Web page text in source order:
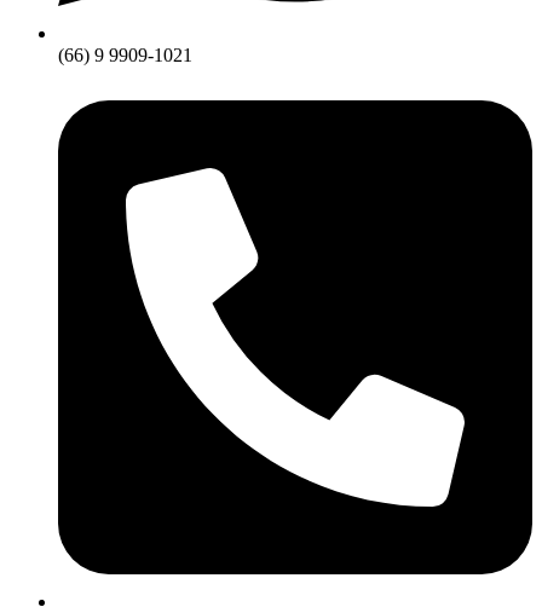
(66) 9 9909-1021